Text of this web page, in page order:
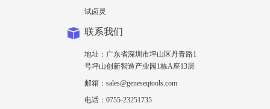
试卤灵
联系我们
地址：广东省深圳市坪山区丹青路1
号坪山创新智造产业园1栋A座13层
邮箱：sales@geneseqtools.com
电话：0755-23251735